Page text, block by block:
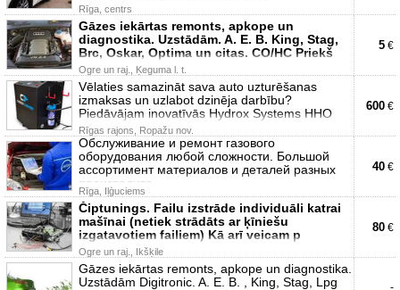
Rīga, centrs
Gāzes iekārtas remonts, apkope un
diagnostika. Uzstādām. A. E. B. King, Stag,
Brc, Oskar, Optima un citas. CO/HC Priekš
Ogre un raj., Ķeguma l. t.
5 €
Vēlaties samazināt sava auto uzturēšanas
izmaksas un uzlabot dzinēja darbību?
Piedāvājam inovatīvās Hydrox Systems HHO
Rīgas rajons, Ropažu nov.
600 €
Обслуживание и ремонт газового
оборудования любой сложности. Большой
ассортимент материалов и деталей разных
производите
Rīga, Iļģuciems
40 €
Čiptunings. Failu izstrāde individuāli katrai
mašīnai (netiek strādāts ar ķīniešu
izgatavotiem failiem) Kā arī veicam p
Ogre un raj., Ikšķile
80 €
Gāzes iekārtas remonts, apkope un diagnostika.
Uzstādām Digitronic. A. E. B. , King, Stag, Lpg
-